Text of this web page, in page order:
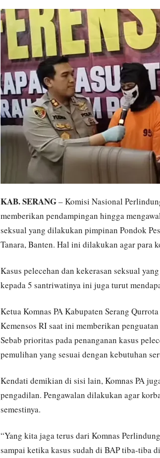
KAB. SERANG– Komisi Nasional
memberikan pendampingan hingga
seksual yang dilakukan pimpinan Pondok
Tanara, Banten. Hal ini dilakukan agar para
Kasus pelecehan dan kekerasan seksual
kepada 5 santriwatinya ini juga turut
Ketua Komnas PA Kabupaten Serang
Kemensos RI saat ini memberikan
Sebab prioritas pada penanganan kasus
pemulihan yang sesuai dengan kebutuhan
Kendati demikian di sisi lain, Komnas PA
pengadilan. Pengawalan dilakukan agar
semestinya.
“Yang kita jaga terus dari Komnas
sampai ketika kasus sudah di BAP tiba-tiba